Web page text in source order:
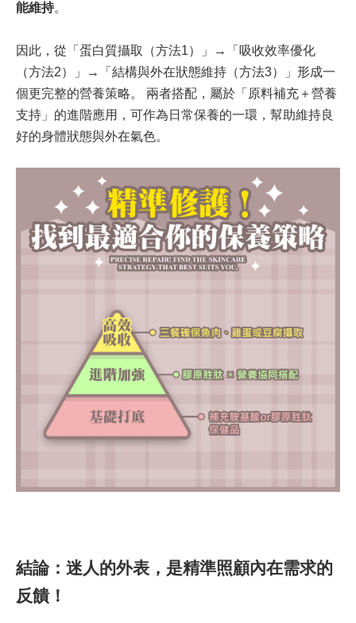
能維持。
因此，從「蛋白質攝取（方法1）」→「吸收效率優化
（方法2）」→「結構與外在狀態維持（方法3）」形成一
個更完整的營養策略。 兩者搭配，屬於「原料補充＋營養
支持」的進階應用，可作為日常保養的一環，幫助維持良
好的身體狀態與外在氣色。
結論：迷人的外表，是精準照顧內在需求的
反饋！